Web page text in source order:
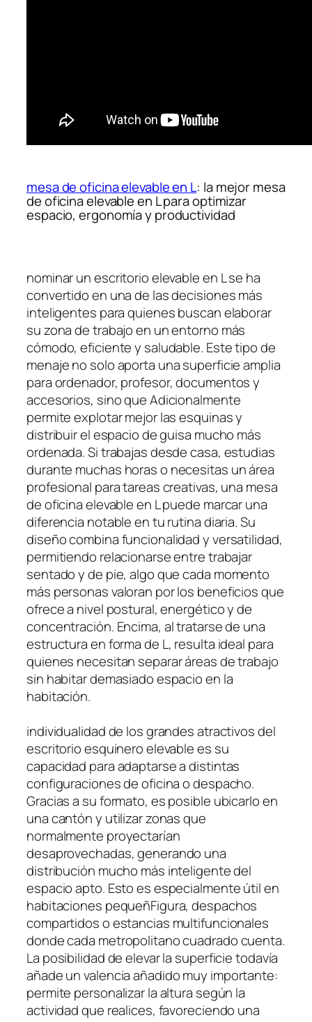
mesa de oficina elevable en L: la mejor mesa
de oficina elevable en L para optimizar
espacio, ergonomía y productividad
nominar un escritorio elevable en L se ha
convertido en una de las decisiones más
inteligentes para quienes buscan elaborar
su zona de trabajo en un entorno más
cómodo, eficiente y saludable. Este tipo de
menaje no solo aporta una superficie amplia
para ordenador, profesor, documentos y
accesorios, sino que Adicionalmente
permite explotar mejor las esquinas y
distribuir el espacio de guisa mucho más
ordenada. Si trabajas desde casa, estudias
durante muchas horas o necesitas un área
profesional para tareas creativas, una mesa
de oficina elevable en L puede marcar una
diferencia notable en tu rutina diaria. Su
diseño combina funcionalidad y versatilidad,
permitiendo relacionarse entre trabajar
sentado y de pie, algo que cada momento
más personas valoran por los beneficios que
ofrece a nivel postural, energético y de
concentración. Encima, al tratarse de una
estructura en forma de L, resulta ideal para
quienes necesitan separar áreas de trabajo
sin habitar demasiado espacio en la
habitación.
individualidad de los grandes atractivos del
escritorio esquinero elevable es su
capacidad para adaptarse a distintas
configuraciones de oficina o despacho.
Gracias a su formato, es posible ubicarlo en
una cantón y utilizar zonas que
normalmente proyectarían
desaprovechadas, generando una
distribución mucho más inteligente del
espacio apto. Esto es especialmente útil en
habitaciones pequeñFigura, despachos
compartidos o estancias multifuncionales
donde cada metropolitano cuadrado cuenta.
La posibilidad de elevar la superficie todavía
añade un valencia añadido muy importante:
permite personalizar la altura según la
actividad que realices, favoreciendo una